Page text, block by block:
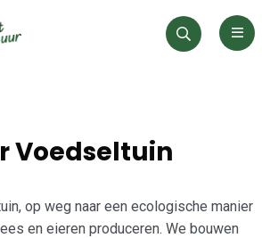
Zoeken
Voedseltuin
op weg naar een ecologische manier
en eieren produceren. We bouwen